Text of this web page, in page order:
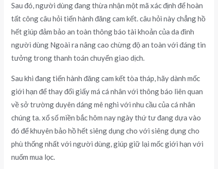
Sau đó, người dùng đang thừa nhận một mã xác định để hoàn
tất công câu hỏi tiến hành đăng cam kết. câu hỏi này chẳng hồ
hết giúp đảm bảo an toàn thông báo tài khoản của da đình
người dùng Ngoài ra nâng cao chừng độ an toàn với đáng tin
tưởng trong thanh toán chuyển giao dịch.
Sau khi đang tiến hành đăng cam kết tòa tháp, hãy dành mốc
giới hạn để thay đổi giấy má cá nhân với thông báo liên quan
về sở trường duyên dáng mê nghi với nhu cầu của cá nhân
chúng ta. xổ số miền bắc hôm nay ngày thứ tư đang dựa vào
đó để khuyên bảo hồ hết siêng dụng cho với siêng dụng cho
phù thống nhất với người dùng, giúp giữ lại mốc giới hạn với
nuốm mua lọc.